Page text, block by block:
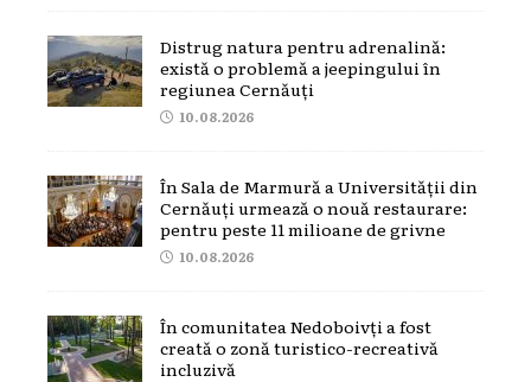
Distrug natura pentru adrenalină:
există o problemă a jeepingului în
regiunea Cernăuți
10.08.2026
În Sala de Marmură a Universității din
Cernăuți urmează o nouă restaurare:
pentru peste 11 milioane de grivne
10.08.2026
În comunitatea Nedoboivți a fost
creată o zonă turistico-recreativă
incluzivă